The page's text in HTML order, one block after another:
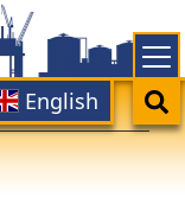
English